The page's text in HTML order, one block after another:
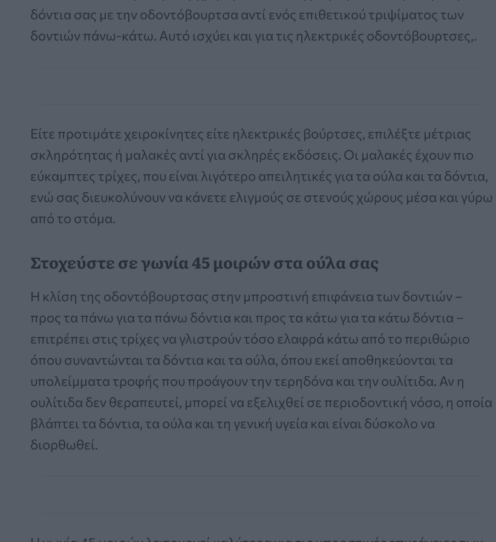
δόντια σας με την οδοντόβουρτσα αντί ενός επιθετικού τριψίματος των
δοντιών πάνω-κάτω. Αυτό ισχύει και για τις ηλεκτρικές οδοντόβουρτσες,.
Είτε προτιμάτε χειροκίνητες είτε ηλεκτρικές βούρτσες, επιλέξτε μέτριας
σκληρότητας ή μαλακές αντί για σκληρές εκδόσεις. Οι μαλακές έχουν πιο
εύκαμπτες τρίχες, που είναι λιγότερο απειλητικές για τα ούλα και τα δόντια,
ενώ σας διευκολύνουν να κάνετε ελιγμούς σε στενούς χώρους μέσα και γύρω
από το στόμα.
Στοχεύστε σε γωνία 45 μοιρών στα ούλα σας
Η κλίση της οδοντόβουρτσας στην μπροστινή επιφάνεια των δοντιών –
προς τα πάνω για τα πάνω δόντια και προς τα κάτω για τα κάτω δόντια –
επιτρέπει στις τρίχες να γλιστρούν τόσο ελαφρά κάτω από το περιθώριο
όπου συναντώνται τα δόντια και τα ούλα, όπου εκεί αποθηκεύονται τα
υπολείμματα τροφής που προάγουν την τερηδόνα και την ουλίτιδα. Αν η
ουλίτιδα δεν θεραπευτεί, μπορεί να εξελιχθεί σε περιοδοντική νόσο, η οποία
βλάπτει τα δόντια, τα ούλα και τη γενική υγεία και είναι δύσκολο να
διορθωθεί.